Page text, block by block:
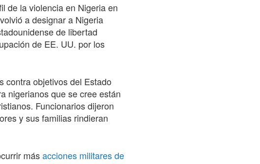
de la violencia en Nigeria en
a designar a Nigeria
de libertad
de EE. UU. por los
contra objetivos del Estado
nigerianos que se cree están
Funcionarios dijeron
y sus familias rindieran
másacciones militares de